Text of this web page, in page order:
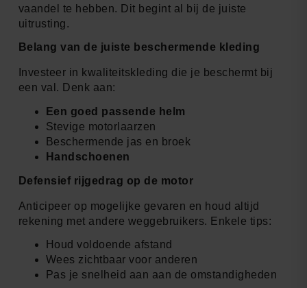
vaandel te hebben. Dit begint al bij de juiste
uitrusting.
Belang van de juiste beschermende kleding
Investeer in kwaliteitskleding die je beschermt bij
een val. Denk aan:
Een goed passende helm
Stevige motorlaarzen
Beschermende jas en broek
Handschoenen
Defensief rijgedrag op de motor
Anticipeer op mogelijke gevaren en houd altijd
rekening met andere weggebruikers. Enkele tips:
Houd voldoende afstand
Wees zichtbaar voor anderen
Pas je snelheid aan aan de omstandigheden